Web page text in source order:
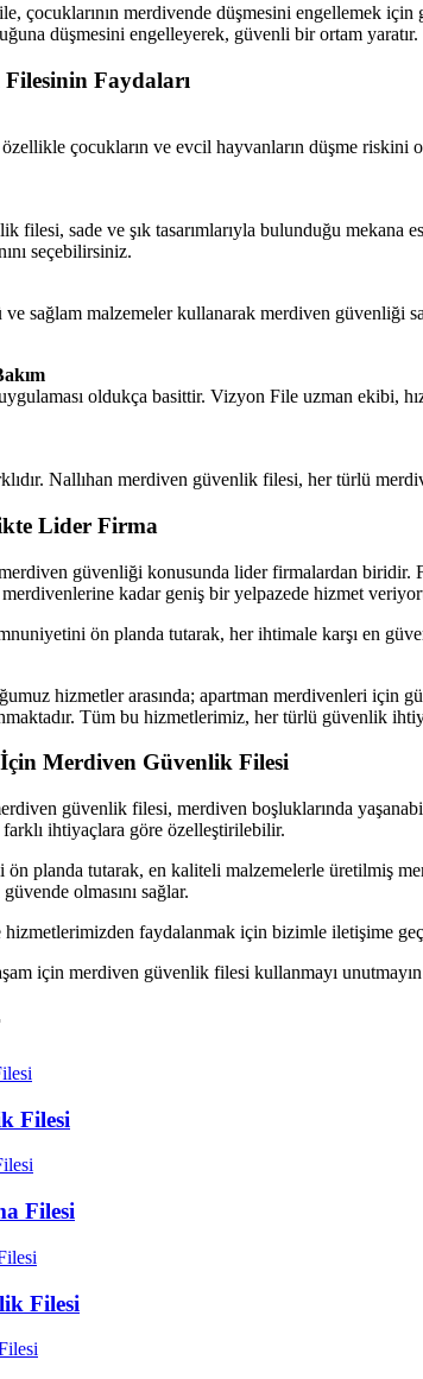
çocuklarının merdivende düşmesini engellemek
düşmesini engelleyerek, güvenli bir ortam yaratır.
Faydaları
çocukların ve evcil hayvanların düşme riskini
filesi, sade ve şık tasarımlarıyla bulunduğu
seçebilirsiniz.
sağlam malzemeler kullanarak merdiven güvenliği
oldukça basittir. Vizyon File uzman ekibi,
Nallıhan merdiven güvenlik filesi, her türlü
Lider Firma
güvenliği konusunda lider firmalardan biridir.
kadar geniş bir yelpazede hizmet
ön planda tutarak, her ihtimale karşı en
hizmetler arasında; apartman merdivenleri
Tüm bu hizmetlerimiz, her türlü güvenlik
Merdiven Güvenlik Filesi
güvenlik filesi, merdiven boşluklarında
ihtiyaçlara göre özelleştirilebilir.
planda tutarak, en kaliteli malzemelerle üretilmiş
olmasını sağlar.
faydalanmak için bizimle iletişime
için merdiven güvenlik filesi kullanmayı
Filesi
Filesi
Filesi